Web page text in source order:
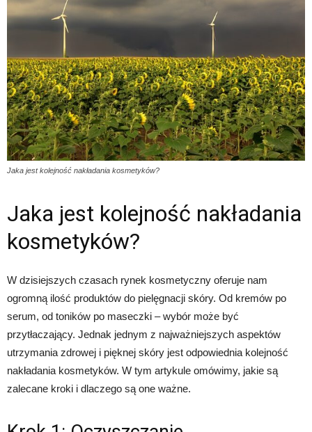
Jaka jest kolejność nakładania kosmetyków?
Jaka jest kolejność nakładania
kosmetyków?
W dzisiejszych czasach rynek kosmetyczny oferuje nam
ogromną ilość produktów do pielęgnacji skóry. Od kremów po
serum, od toników po maseczki – wybór może być
przytłaczający. Jednak jednym z najważniejszych aspektów
utrzymania zdrowej i pięknej skóry jest odpowiednia kolejność
nakładania kosmetyków. W tym artykule omówimy, jakie są
zalecane kroki i dlaczego są one ważne.